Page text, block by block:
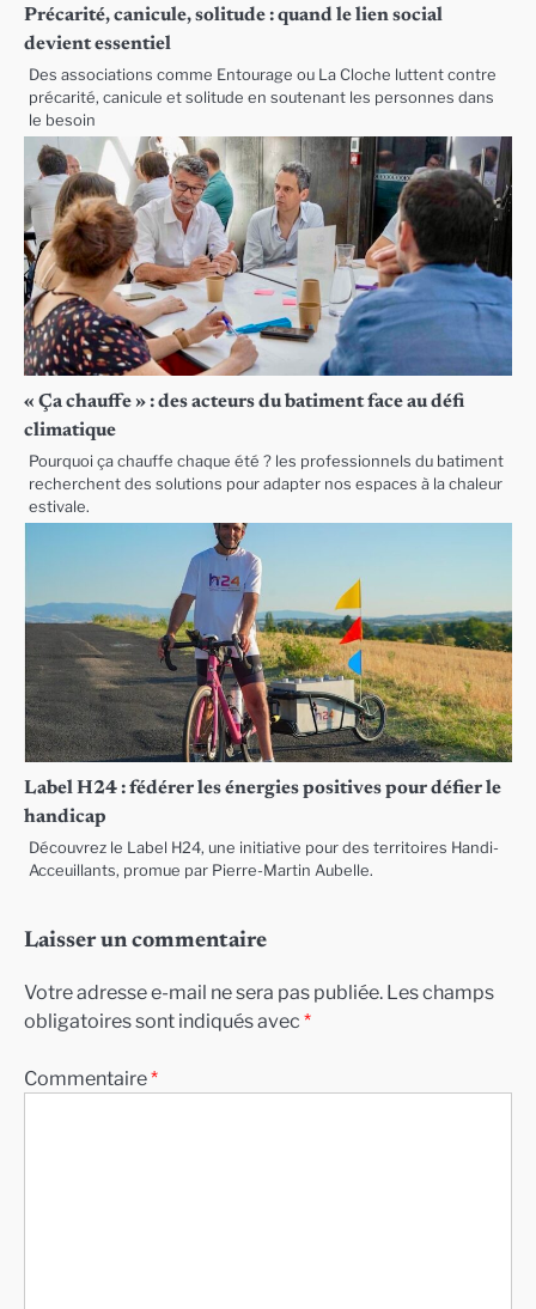
Précarité, canicule, solitude : quand le lien social
devient essentiel
Des associations comme Entourage ou La Cloche luttent contre
précarité, canicule et solitude en soutenant les personnes dans
le besoin
« Ça chauffe » : des acteurs du batiment face au défi
climatique
Pourquoi ça chauffe chaque été ? les professionnels du batiment
recherchent des solutions pour adapter nos espaces à la chaleur
estivale.
Label H24 : fédérer les énergies positives pour défier le
handicap
Découvrez le Label H24, une initiative pour des territoires Handi-
Acceuillants, promue par Pierre-Martin Aubelle.
Laisser un commentaire
Votre adresse e-mail ne sera pas publiée. Les champs
obligatoires sont indiqués avec *
Commentaire*